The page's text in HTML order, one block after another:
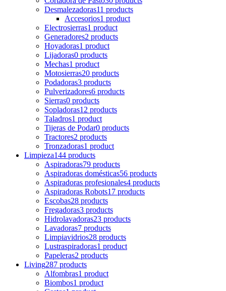
Desmalezadoras11 products
Accesorios1 product
Electrosierras1 product
Generadores2 products
Hoyadoras1 product
Lijadoras0 products
Mechas1 product
Motosierras20 products
Podadoras3 products
Pulverizadores6 products
Sierras0 products
Sopladoras12 products
Taladros1 product
Tijeras de Podar0 products
Tractores2 products
Tronzadoras1 product
Limpieza144 products
Aspiradoras79 products
Aspiradoras domésticas56 products
Aspiradoras profesionales4 products
Aspiradoras Robots17 products
Escobas28 products
Fregadoras3 products
Hidrolavadoras23 products
Lavadoras7 products
Limpiavidrios28 products
Lustraspiradoras1 product
Papeleras2 products
Living287 products
Alfombras1 product
Biombos1 product